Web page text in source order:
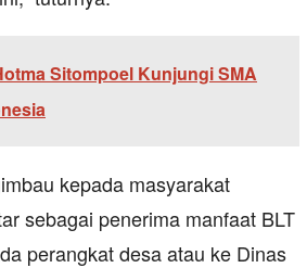
Sitompoel Kunjungi SMA
kepada masyarakat
sebagai penerima manfaat BLT
perangkat desa atau ke Dinas